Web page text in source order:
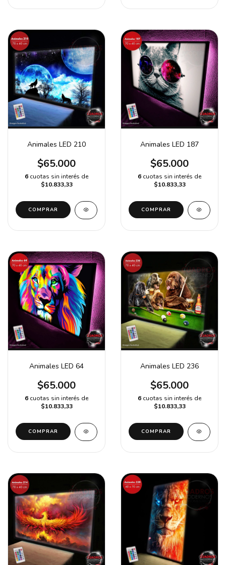
Animales LED 210
$65.000
6 cuotas sin interés de
$10.833,33
COMPRAR
Animales LED 187
$65.000
6 cuotas sin interés de
$10.833,33
COMPRAR
Animales LED 64
$65.000
6 cuotas sin interés de
$10.833,33
COMPRAR
Animales LED 236
$65.000
6 cuotas sin interés de
$10.833,33
COMPRAR